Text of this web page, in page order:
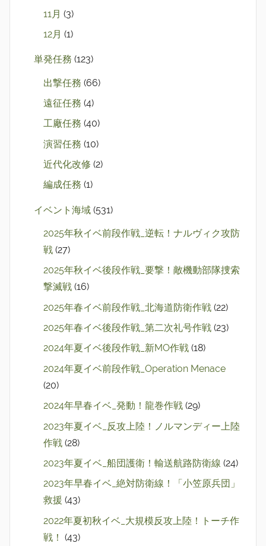
11月 (3)
12月 (1)
単発任務 (123)
出撃任務 (66)
遠征任務 (4)
工廠任務 (40)
演習任務 (10)
近代化改修 (2)
編成任務 (1)
イベント海域 (531)
2025年秋イベ前段作戦_逆転！ナルヴィク攻防
戦 (27)
2025年秋イベ後段作戦_要撃！敵機動部隊捜索
撃滅戦 (16)
2025年春イベ前段作戦_北海道防衛作戦 (22)
2025年春イベ後段作戦_第二次礼号作戦 (23)
2024年夏イベ後段作戦_新MO作戦 (18)
2024年夏イベ前段作戦_Operation Menace
(20)
2024年早春イベ_発動！龍巻作戦 (29)
2023年夏イベ_反攻上陸！ノルマンディー上陸
作戦 (28)
2023年夏イベ_船団護衛！輸送航路防衛線 (24)
2023年早春イベ_絶対防衛線！「小笠原兵団」
救援 (43)
2022年夏初秋イベ_大規模反攻上陸！トーチ作
戦！ (43)